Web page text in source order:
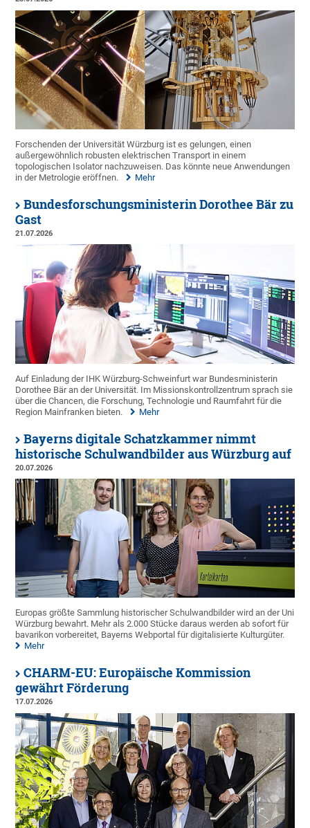
Forschenden der Universität Würzburg ist es gelungen, einen
außergewöhnlich robusten elektrischen Transport in einem
topologischen Isolator nachzuweisen. Das könnte neue Anwendungen
in der Metrologie eröffnen.
Mehr
Bundesforschungsministerin Dorothee Bär zu
Gast
21.07.2026
Auf Einladung der IHK Würzburg-Schweinfurt war Bundesministerin
Dorothee Bär an der Universität. Im Missionskontrollzentrum sprach sie
über die Chancen, die Forschung, Technologie und Raumfahrt für die
Region Mainfranken bieten.
Mehr
Bayerns digitale Schatzkammer nimmt
historische Schulwandbilder aus Würzburg auf
20.07.2026
Europas größte Sammlung historischer Schulwandbilder wird an der Uni
Würzburg bewahrt. Mehr als 2.000 Stücke daraus werden ab sofort für
bavarikon vorbereitet, Bayerns Webportal für digitalisierte Kulturgüter.
Mehr
CHARM-EU: Europäische Kommission
gewährt Förderung
17.07.2026